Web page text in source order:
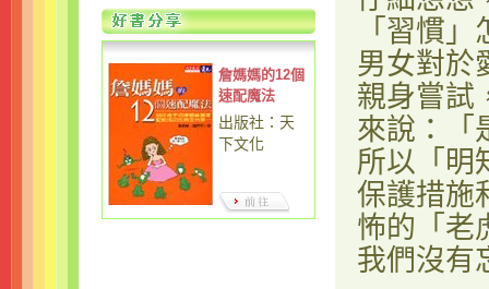
詹媽媽的12個
速配魔法
出版社：天
下文化
「習慣
男女對於
親身嘗試
來說：「
所以「明
保護措施
怖的「老
我們沒有